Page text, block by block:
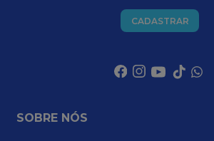
CADASTRAR
SOBRE NÓS